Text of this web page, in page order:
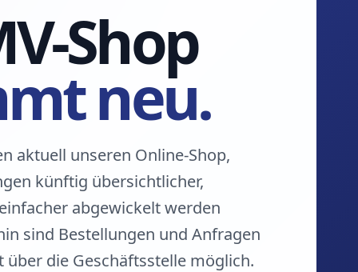
Shop
neu.
aktuell unseren Online-Shop,
künftig übersichtlicher,
abgewickelt werden
sind Bestellungen und Anfragen
die Geschäftsstelle möglich.